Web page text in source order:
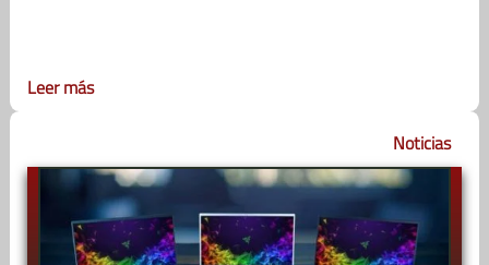
Leer más
Noticias